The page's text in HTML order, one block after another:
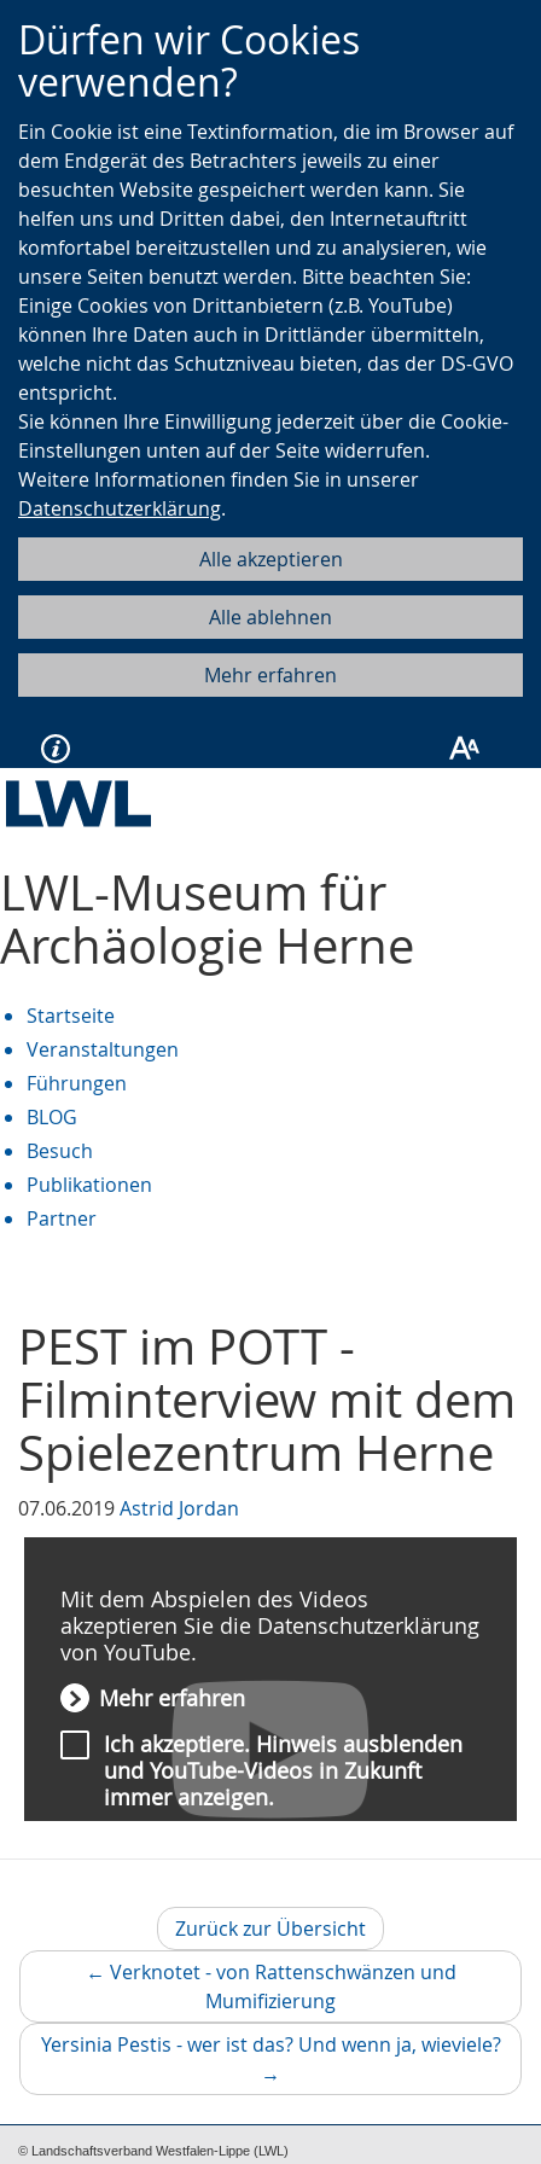
Zur
Hauptnavigation
Zur
Seitennavigation
Zum
Inhalt
Dürfen wir Cookies
verwenden?
Ein Cookie ist eine Textinformation, die im Browser auf
dem Endgerät des Betrachters jeweils zu einer
besuchten Website gespeichert werden kann. Sie
helfen uns und Dritten dabei, den Internetauftritt
komfortabel bereitzustellen und zu analysieren, wie
unsere Seiten benutzt werden. Bitte beachten Sie:
Einige Cookies von Drittanbietern (z.B. YouTube)
können Ihre Daten auch in Drittländer übermitteln,
welche nicht das Schutzniveau bieten, das der DS-GVO
entspricht.
Sie können Ihre Einwilligung jederzeit über die Cookie-
Einstellungen unten auf der Seite widerrufen.
Weitere Informationen finden Sie in unserer
Datenschutzerklärung.
Alle akzeptieren
Alle ablehnen
Mehr erfahren
LWL-Museum für
Archäologie Herne
Startseite
Veranstaltungen
Führungen
BLOG
Besuch
Publikationen
Partner
PEST im POTT -
Filminterview mit dem
Spielezentrum Herne
07.06.2019Astrid Jordan
Mit dem Abspielen des Videos
akzeptieren Sie die Datenschutzerklärung
von YouTube.
Mehr erfahren
Ich akzeptiere. Hinweis ausblenden
und YouTube-Videos in Zukunft
immer anzeigen.
← Verknotet - von Rattenschwänzen und
MumifizierungVorheriger
Artikel
Zurück zur Übersicht
Yersinia Pestis - wer ist das? Und wenn ja, wieviele?
→
© Landschaftsverband Westfalen-Lippe (LWL)